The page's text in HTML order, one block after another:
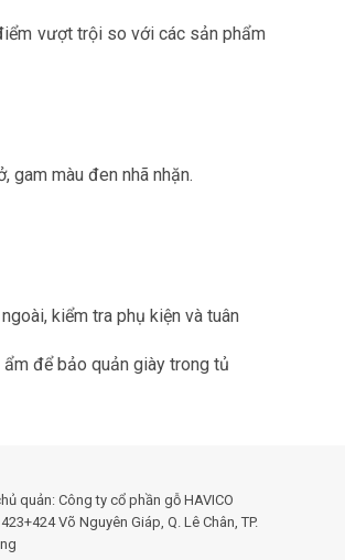
vượt trội so với các sản phẩm
gam màu đen nhã nhặn.
kiểm tra phụ kiện và tuân
để bảo quản giày trong tủ
quản: Công ty cổ phần gỗ HAVICO
Võ Nguyên Giáp, Q. Lê Chân, TP.